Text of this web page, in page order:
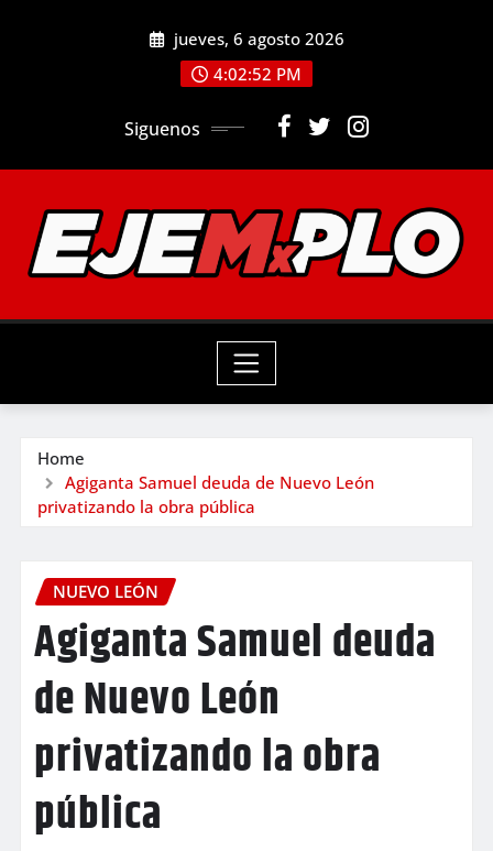
jueves, 6 agosto 2026
4:02:53 PM
Siguenos
Home
Agiganta Samuel deuda de Nuevo León
privatizando la obra pública
NUEVO LEÓN
Agiganta Samuel deuda
de Nuevo León
privatizando la obra
pública